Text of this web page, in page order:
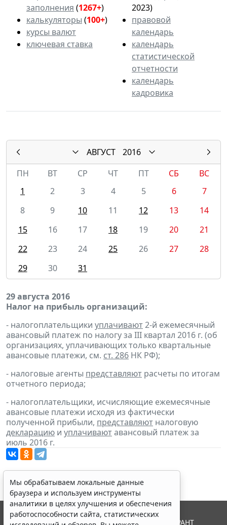
заполнения (1267+)
калькуляторы (100+)
курсы валют
ключевая ставка
2023)
правовой
календарь
календарь
статистической
отчетности
календарь
кадровика
АВГУСТ
2016
ПН
ВТ СР ЧТ ПТ СБ
ВС
1
2 3 4 5 6
7
8
9 10 11 12 13
14
15
16 17 18 19 20
21
22
23 24 25 26 27
28
29
30 31
29 августа 2016
Налог на прибыль организаций:
- налогоплательщики уплачивают2-й ежемесячный
авансовый платеж по налогу за III квартал 2016 г. (об
организациях, уплачивающих только квартальные
авансовые платежи, см. ст. 286 НК РФ);
- налоговые агенты представляют расчеты по итогам
отчетного периода;
- налогоплательщики, исчисляющие ежемесячные
авансовые платежи исходя из фактически
полученной прибыли, представляют налоговую
декларацию и уплачиваютавансовый платеж за
июль 2016 г.
Мы обрабатываем локальные данные
браузера и используем инструменты
аналитики в целях улучшения и обеспечения
работоспособности сайта, статистических
© ООО "НПП "ГАРАНТ-СЕРВИС", 2026. Система ГАРАНТ